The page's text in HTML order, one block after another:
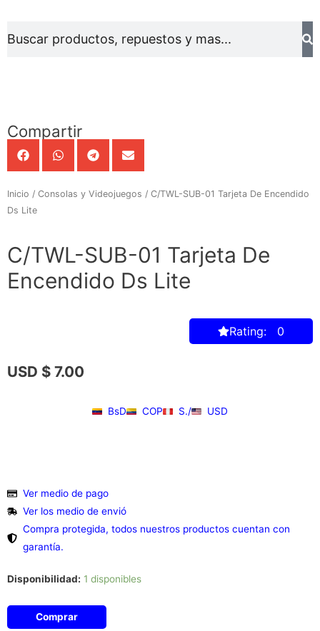
Compartir
Inicio / Consolas y Videojuegos / C/TWL-SUB-01 Tarjeta De Encendido
Ds Lite
C/TWL-SUB-01 Tarjeta De
Encendido Ds Lite
Rating: 0
USD $ 7.00
BsD COP S./ USD
Ver medio de pago
Ver los medio de envió
Compra protegida, todos nuestros productos cuentan con
garantía.
Disponibilidad: 1 disponibles
Comprar